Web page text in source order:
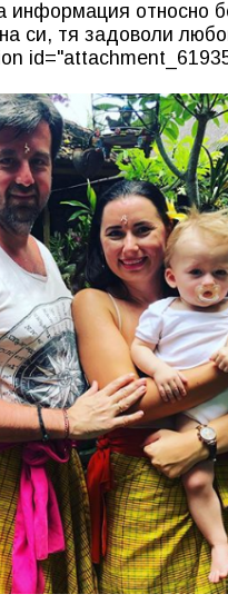
информация относно
си, тя задоволи